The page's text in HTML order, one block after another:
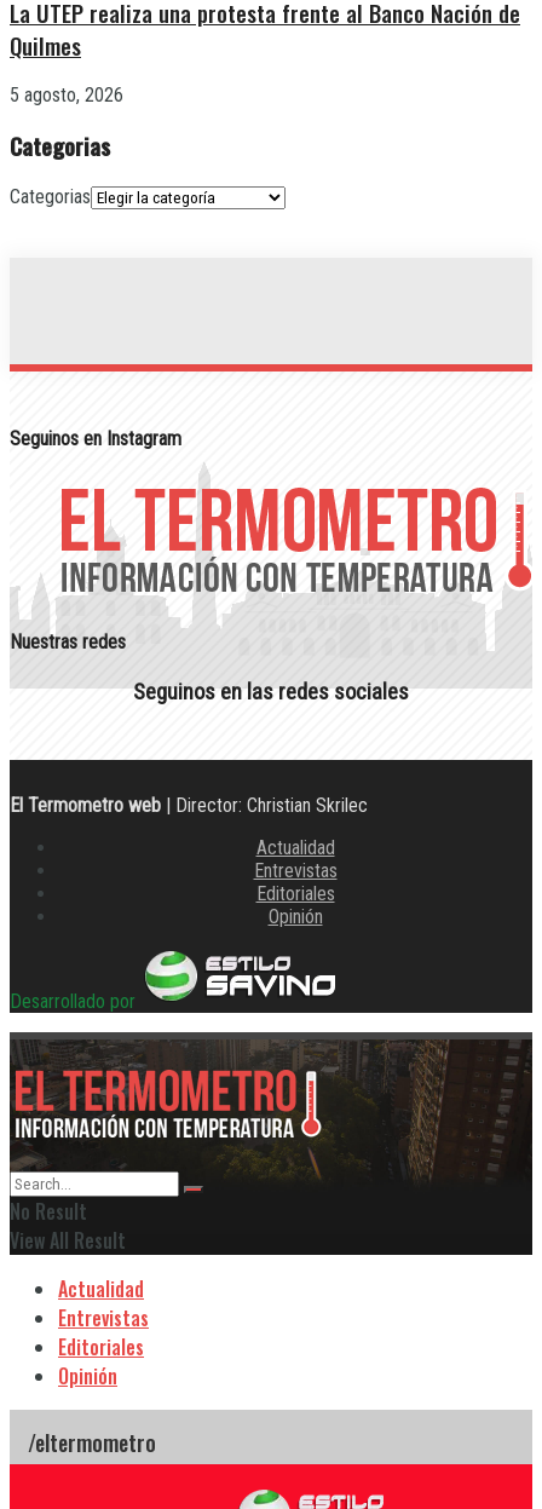
La UTEP realiza una protesta frente al Banco Nación de
Quilmes
5 agosto, 2026
Categorias
Categorias
Seguinos en Instagram
Nuestras redes
Seguinos en las redes sociales
El Termometro web | Director: Christian Skrilec
Actualidad
Entrevistas
Editoriales
Opinión
Desarrollado por
No Result
View All Result
Actualidad
Entrevistas
Editoriales
Opinión